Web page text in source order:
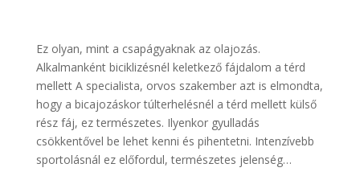
Ez olyan, mint a csapágyaknak az olajozás.
Alkalmanként biciklizésnél keletkező fájdalom a térd
mellett A specialista, orvos szakember azt is elmondta,
hogy a bicajozáskor túlterhelésnél a térd mellett külső
rész fáj, ez természetes. Ilyenkor gyulladás
csökkentővel be lehet kenni és pihentetni. Intenzívebb
sportolásnál ez előfordul, természetes jelenség…